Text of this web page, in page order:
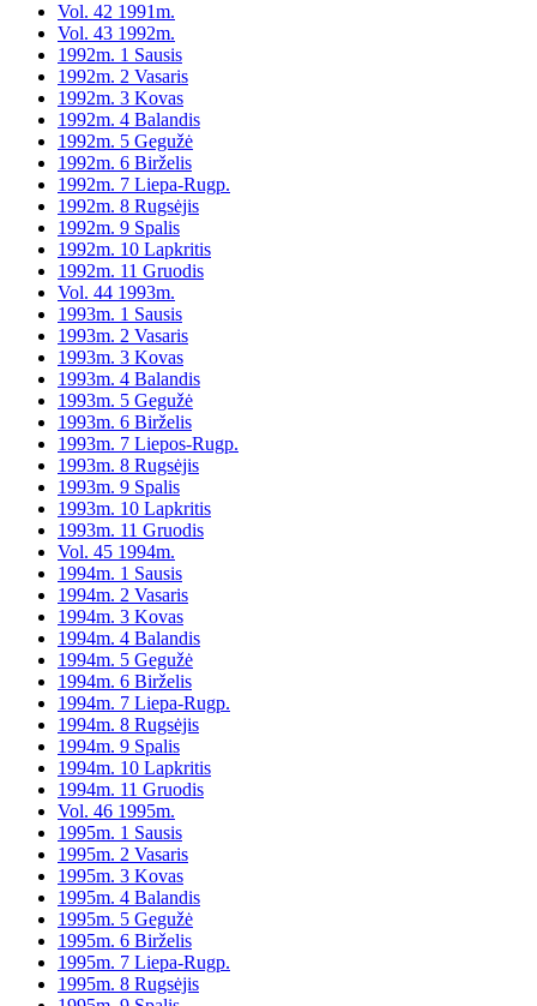
Vol. 42 1991m.
Vol. 43 1992m.
1992m. 1 Sausis
1992m. 2 Vasaris
1992m. 3 Kovas
1992m. 4 Balandis
1992m. 5 Gegužė
1992m. 6 Birželis
1992m. 7 Liepa-Rugp.
1992m. 8 Rugsėjis
1992m. 9 Spalis
1992m. 10 Lapkritis
1992m. 11 Gruodis
Vol. 44 1993m.
1993m. 1 Sausis
1993m. 2 Vasaris
1993m. 3 Kovas
1993m. 4 Balandis
1993m. 5 Gegužė
1993m. 6 Birželis
1993m. 7 Liepos-Rugp.
1993m. 8 Rugsėjis
1993m. 9 Spalis
1993m. 10 Lapkritis
1993m. 11 Gruodis
Vol. 45 1994m.
1994m. 1 Sausis
1994m. 2 Vasaris
1994m. 3 Kovas
1994m. 4 Balandis
1994m. 5 Gegužė
1994m. 6 Birželis
1994m. 7 Liepa-Rugp.
1994m. 8 Rugsėjis
1994m. 9 Spalis
1994m. 10 Lapkritis
1994m. 11 Gruodis
Vol. 46 1995m.
1995m. 1 Sausis
1995m. 2 Vasaris
1995m. 3 Kovas
1995m. 4 Balandis
1995m. 5 Gegužė
1995m. 6 Birželis
1995m. 7 Liepa-Rugp.
1995m. 8 Rugsėjis